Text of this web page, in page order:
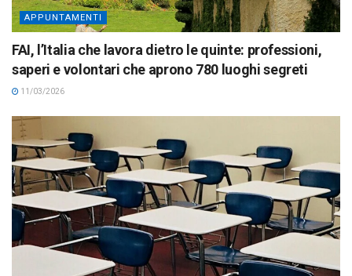
APPUNTAMENTI
FAI, l’Italia che lavora dietro le quinte: professioni,
saperi e volontari che aprono 780 luoghi segreti
11/03/2026